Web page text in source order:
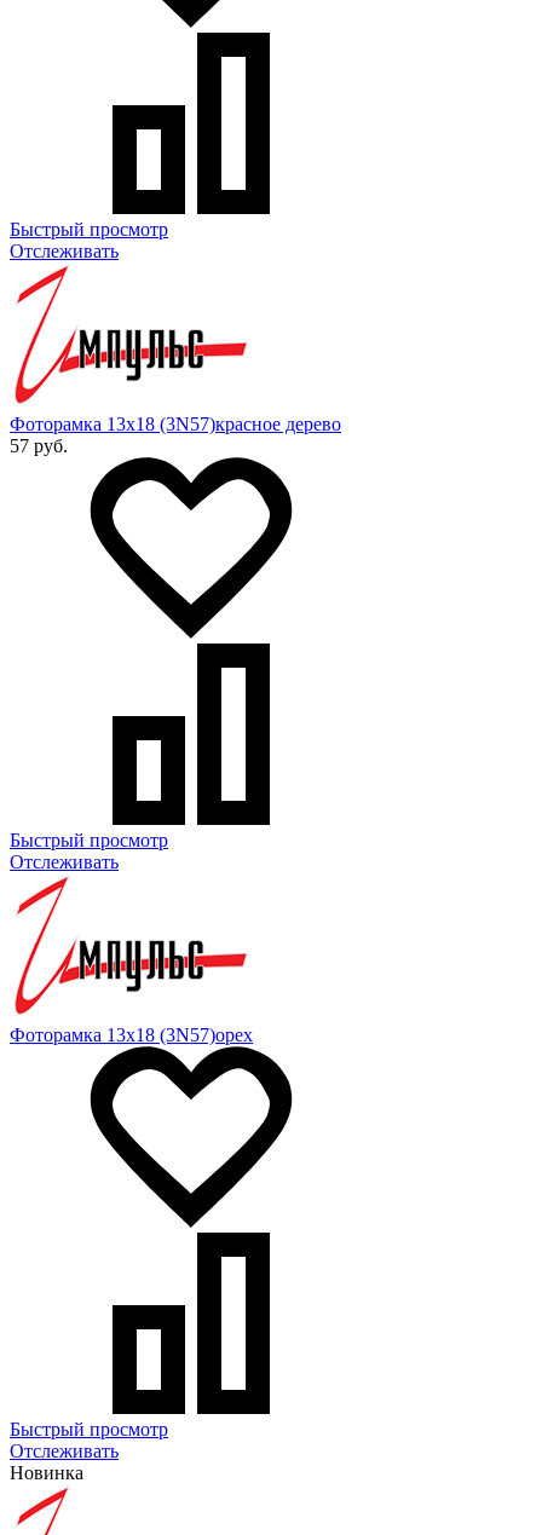
Быстрый просмотр
Отслеживать
Фоторамка 13х18 (3N57)красное дерево
57 руб.
Быстрый просмотр
Отслеживать
Фоторамка 13х18 (3N57)орех
Быстрый просмотр
Отслеживать
Новинка